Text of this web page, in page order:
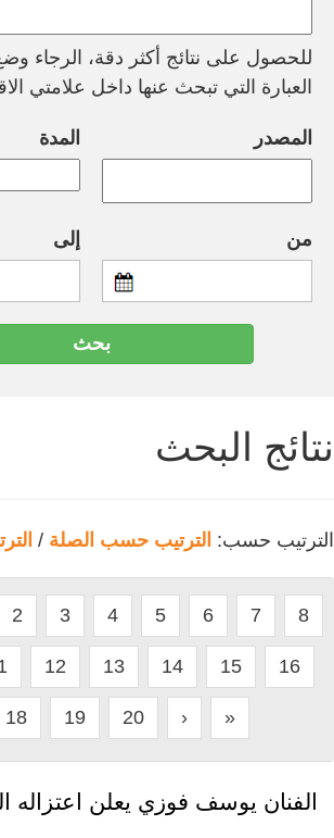
للحصول على نتائج أكثر دقة، الرجاء
العبارة التي تبحث عنها داخل علامتي
المصدر المدة
من إلى
نتائج البحث
الترتيب حسب: الترتيب حسب الصلة /
2 3 4 5 6 7 8
12 13 14 15 16
18 19 20 › »
الفنان يوسف فوزي يعلن اعتزاله